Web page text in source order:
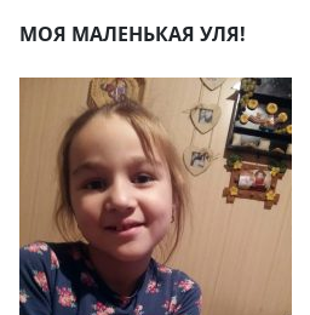
МОЯ МАЛЕНЬКАЯ УЛЯ!